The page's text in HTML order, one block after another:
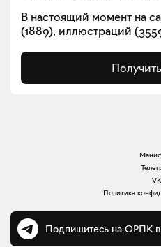
В настоящий момент на
(1889), иллюстраций (
VK
Политика
Подпишитесь на ОРПК